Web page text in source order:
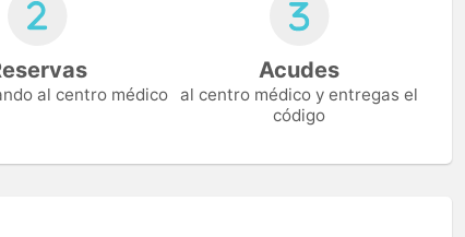
al centro médico
Acudes
al centro médico y entregas el
código